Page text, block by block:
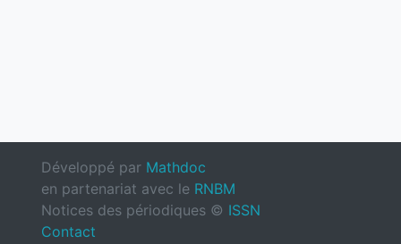
Développé par Mathdoc
en partenariat avec le RNBM
Notices des périodiques © ISSN
Contact